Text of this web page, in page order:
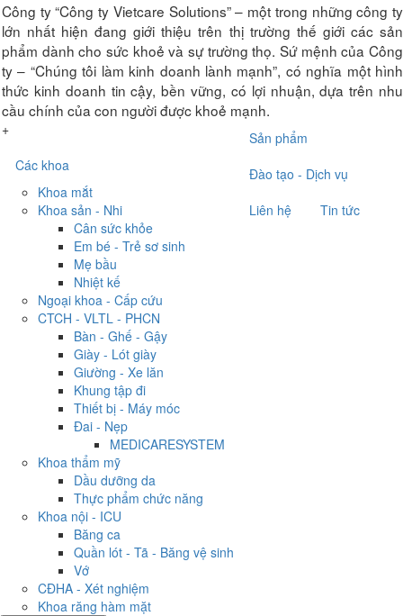
Công ty “Công ty Vietcare Solutions” – một trong những công ty
lớn nhất hiện đang giới thiệu trên thị trường thế giới các sản
phẩm dành cho sức khoẻ và sự trường thọ. Sứ mệnh của Công
ty – “Chúng tôi làm kinh doanh lành mạnh”, có nghĩa một hình
thức kinh doanh tin cậy, bền vững, có lợi nhuận, dựa trên nhu
cầu chính của con người được khoẻ mạnh.
+
Các khoa
Khoa mắt
Khoa sản - Nhi
Cân sức khỏe
Em bé - Trẻ sơ sinh
Mẹ bầu
Nhiệt kế
Ngoại khoa - Cấp cứu
CTCH - VLTL - PHCN
Bàn - Ghế - Gậy
Giày - Lót giày
Giường - Xe lăn
Khung tập đi
Thiết bị - Máy móc
Đai - Nẹp
MEDICARESYSTEM
Khoa thẩm mỹ
Dầu dưỡng da
Thực phẩm chức năng
Khoa nội - ICU
Băng ca
Quần lót - Tã - Băng vệ sinh
Vớ
CĐHA - Xét nghiệm
Khoa răng hàm mặt
Sản phẩm
Đào tạo - Dịch vụ
Liên hệ
Tin tức